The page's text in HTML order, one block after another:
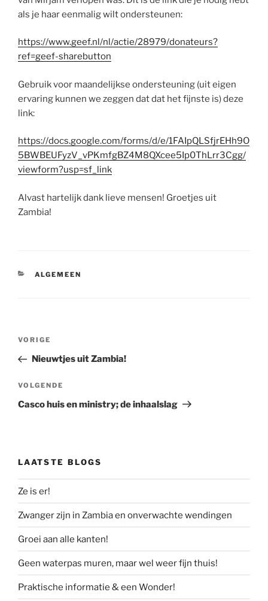
als je haar eenmalig wilt ondersteunen:
https://www.geef.nl/nl/actie/28979/donateurs?
ref=geef-sharebutton
Gebruik voor maandelijkse ondersteuning (uit eigen
ervaring kunnen we zeggen dat dat het fijnste is) deze
link:
https://docs.google.com/forms/d/e/1FAIpQLSfjrEHh9O
5BWBEUFyzV_vPKmfgBZ4M8QXcee5Ip0ThLrr3Cgg/
viewform?usp=sf_link
Alvast hartelijk dank lieve mensen! Groetjes uit
Zambia!
CATEGORIEËN
ALGEMEEN
Bericht
Vorig
bericht
VORIGE
Nieuwtjes uit Zambia!
Volgend
bericht
VOLGENDE
Casco huis en ministry; de inhaalslag
LAATSTE BLOGS
Ze is er!
Zwanger zijn in Zambia en onverwachte wendingen
Groei aan alle kanten!
Geen waterpas muren, maar wel weer fijn thuis!
Praktische informatie & een Wonder!